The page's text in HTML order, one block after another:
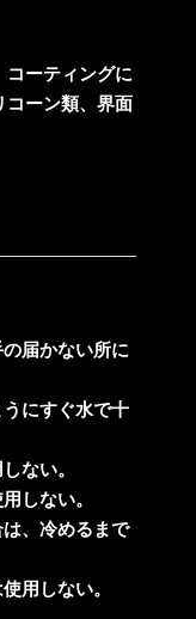
コーティングに
コーン類、界面
届かない所に
にすぐ水で十
ない。
しない。
、冷めるまで
用しない。